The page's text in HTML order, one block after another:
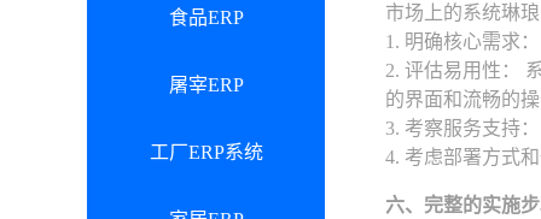
食品ERP
屠宰ERP
工厂ERP系统
市场上的系统琳
1. 明确核心需求
2. 评估易用性：
的界面和流畅的
3. 考察服务支持
4. 考虑部署方式
六、完整的实施